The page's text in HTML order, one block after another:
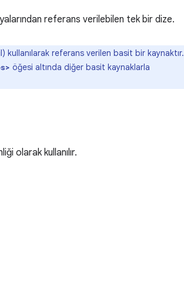
referans verilebilen tek bir dize.
kullanılarak referans verilen basit bir kaynaktır.
öğesi altında diğer basit kaynaklarla
olarak kullanılır.